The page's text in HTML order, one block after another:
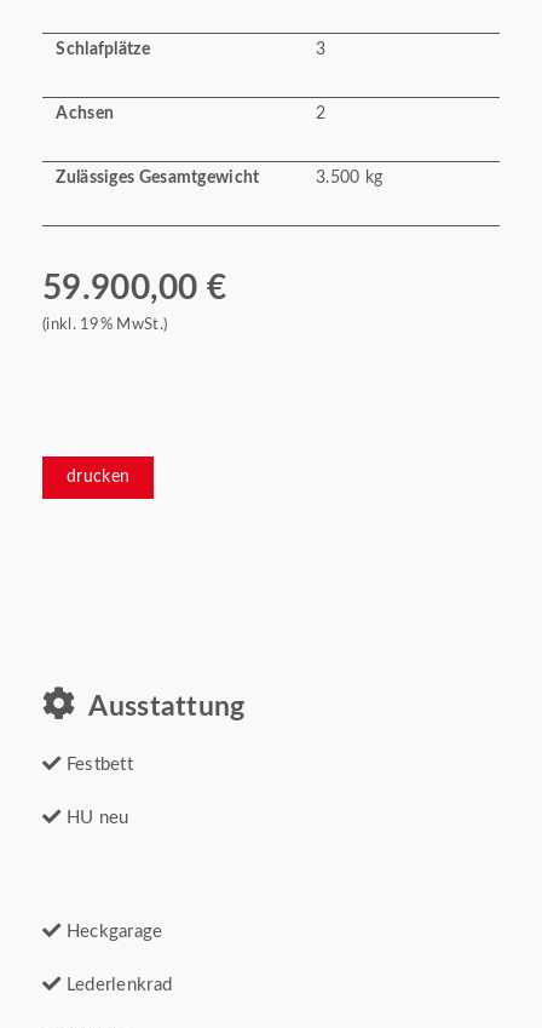
Schlafplätze 3
Achsen 2
Zulässiges Gesamtgewicht 3.500 kg
59.900,00 €
(inkl. 19% MwSt.)
drucken
Ausstattung
Festbett
HU neu
Heckgarage
Lederlenkrad